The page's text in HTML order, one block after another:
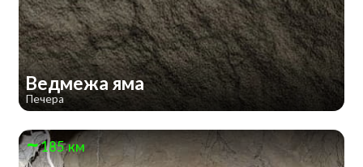
Ведмежа яма
Печера
185 км